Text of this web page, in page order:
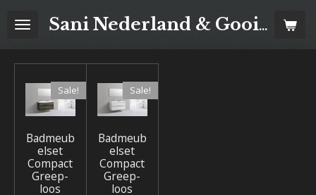
direct
Sani Nederland & Goois Tegelhuis
Sale!
Badmeub
elset
Compact
Greep-
loos
Sale!
Badmeub
elset
Compact
Greep-
loos